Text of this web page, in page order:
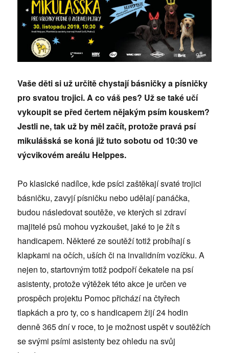
Vaše děti si už určitě chystají básničky a písničky
pro svatou trojici. A co váš pes? Už se také učí
vykoupit se před čertem nějakým psím kouskem?
Jestli ne, tak už by měl začít, protože pravá psí
mikulášská se koná již tuto sobotu od 10:30 ve
výcvikovém areálu Helppes.
Po klasické nadílce, kde psíci zaštěkají svaté trojici
básničku, zavyjí písničku nebo udělají panáčka,
budou následovat soutěže, ve kterých si zdraví
majitelé psů mohou vyzkoušet, jaké to je žít s
handicapem. Některé ze soutěží totiž probíhají s
klapkami na očích, uších či na invalidním vozíčku. A
nejen to, startovným totiž podpoří čekatele na psí
asistenty, protože výtěžek této akce je určen ve
prospěch projektu Pomoc přichází na čtyřech
tlapkách a pro ty, co s handicapem žijí 24 hodin
denně 365 dní v roce, to je možnost uspět v soutěžích
se svými psími asistenty bez ohledu na svůj